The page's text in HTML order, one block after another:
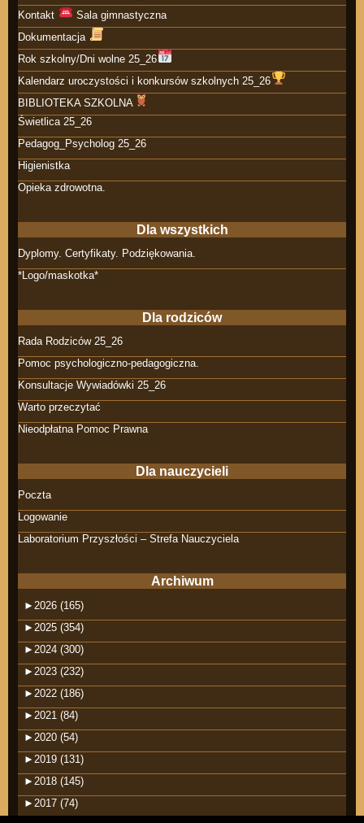
Kontakt
Sala gimnastyczna
Dokumentacja
Rok szkolny/Dni wolne 25_26
Kalendarz uroczystości i konkursów szkolnych 25_26
BIBLIOTEKA SZKOLNA
Świetlica 25_26
Pedagog_Psycholog 25_26
Higienistka
Opieka zdrowotna.
Dla wszystkich
Dyplomy. Certyfikaty. Podziękowania.
*Logo/maskotka*
Dla rodziców
Rada Rodziców 25_26
Pomoc psychologiczno-pedagogiczna.
Konsultacje Wywiadówki 25_26
Warto przeczytać
Nieodpłatna Pomoc Prawna
Dla nauczycieli
Poczta
Logowanie
Laboratorium Przyszłości – Strefa Nauczyciela
Archiwum
► 2026 (165)
► 2025 (354)
► 2024 (300)
► 2023 (232)
► 2022 (186)
► 2021 (84)
► 2020 (54)
► 2019 (131)
► 2018 (145)
► 2017 (74)